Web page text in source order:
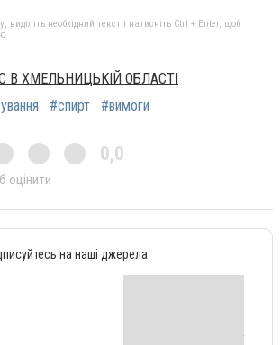
необхідний текст і натисніть Ctrl + Enter, щоб
ХМЕЛЬНИЦЬКІЙ ОБЛАСТІ
#спирт #вимоги
0,0
оцінити
на наші джерела